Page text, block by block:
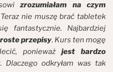
zrozumiałam na czym
Teraz nie muszę brać tabletek
fantastycznie. Najbardziej
przepisy. Kurs ten mogę
ponieważ jest bardzo
. Dlaczego odkryłam was tak